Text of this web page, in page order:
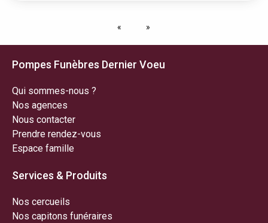
Pompes Funèbres Dernier Voeu
Qui sommes-nous ?
Nos agences
Nous contacter
Prendre rendez-vous
Espace famille
Services & Produits
Nos cercueils
Nos capitons funéraires